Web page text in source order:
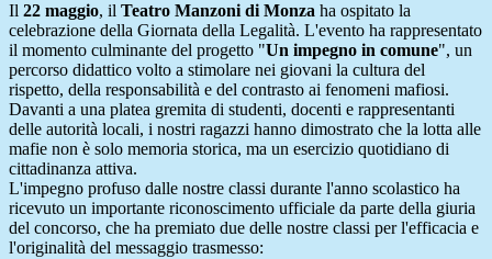
Il 22 maggio, il Teatro Manzoni di Monza ha ospitato la
celebrazione della Giornata della Legalità. L'evento ha rappresentato
il momento culminante del progetto "Un impegno in comune", un
percorso didattico volto a stimolare nei giovani la cultura del
rispetto, della responsabilità e del contrasto ai fenomeni mafiosi.
Davanti a una platea gremita di studenti, docenti e rappresentanti
delle autorità locali, i nostri ragazzi hanno dimostrato che la lotta alle
mafie non è solo memoria storica, ma un esercizio quotidiano di
cittadinanza attiva.
L'impegno profuso dalle nostre classi durante l'anno scolastico ha
ricevuto un importante riconoscimento ufficiale da parte della giuria
del concorso, che ha premiato due delle nostre classi per l'efficacia e
l'originalità del messaggio trasmesso: